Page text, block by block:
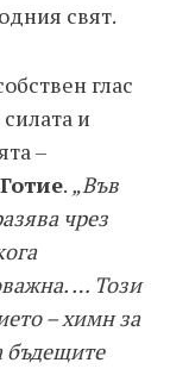
свят.
глас
и
–
. „Във
чрез
… Този
– химн за
бъдещите